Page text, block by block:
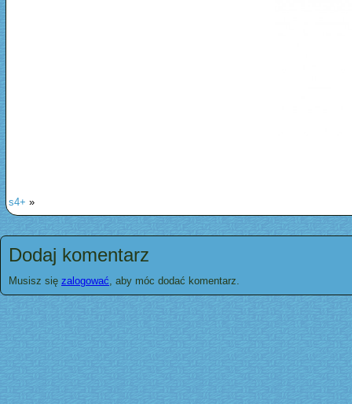
s4+ »
Dodaj komentarz
Musisz się zalogować, aby móc dodać komentarz.